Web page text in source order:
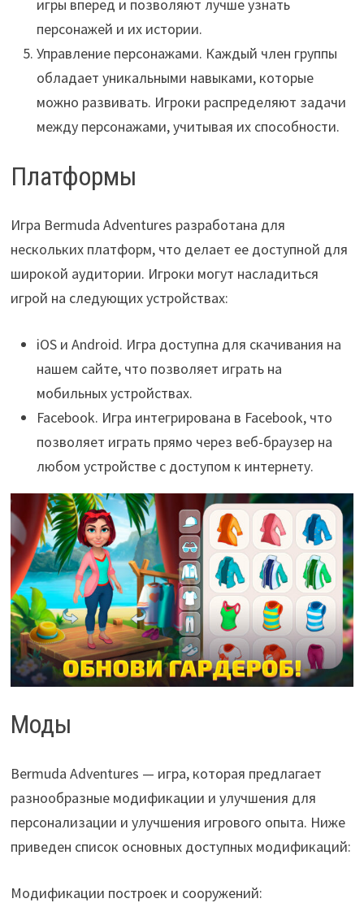
игры вперед и позволяют лучше узнать
персонажей и их истории.
Управление персонажами. Каждый член группы
обладает уникальными навыками, которые
можно развивать. Игроки распределяют задачи
между персонажами, учитывая их способности.
Платформы
Игра Bermuda Adventures разработана для
нескольких платформ, что делает ее доступной для
широкой аудитории. Игроки могут насладиться
игрой на следующих устройствах:
iOS и Android. Игра доступна для скачивания на
нашем сайте, что позволяет играть на
мобильных устройствах.
Facebook. Игра интегрирована в Facebook, что
позволяет играть прямо через веб-браузер на
любом устройстве с доступом к интернету.
Моды
Bermuda Adventures — игра, которая предлагает
разнообразные модификации и улучшения для
персонализации и улучшения игрового опыта. Ниже
приведен список основных доступных модификаций:
Модификации построек и сооружений: